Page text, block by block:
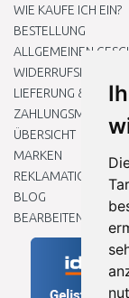
WIE KAUFE ICH EIN?
BESTELLUNG
ALLGEMEINEN
WIDERRUFSRECHT
LIEFERUNG &
ÜBERSICHT
MARKEN
REKLAMATIONEN
BLOG
BEARBEITEN SIE